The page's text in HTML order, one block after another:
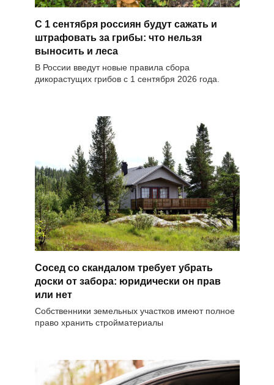
С 1 сентября россиян будут сажать и
штрафовать за грибы: что нельзя
выносить и леса
В России введут новые правила сбора
дикорастущих грибов с 1 сентября 2026 года.
Сосед со скандалом требует убрать
доски от забора: юридически он прав
или нет
Собственники земельных участков имеют полное
право хранить стройматериалы